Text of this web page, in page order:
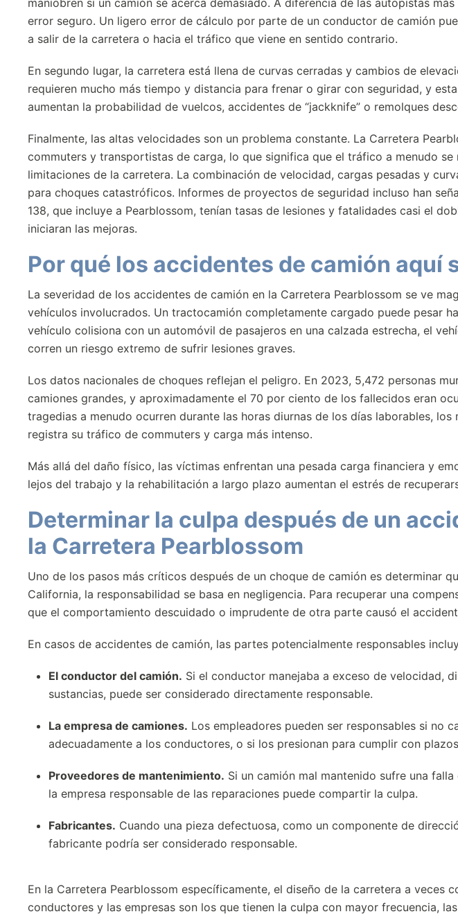
maniobren si un camión se acerca demasiado. A diferencia de las autopistas
error seguro. Un ligero error de cálculo por parte de un conductor de camión
a salir de la carretera o hacia el tráfico que viene en sentido contrario.
En segundo lugar, la carretera está llena de curvas cerradas y cambios de
requieren mucho más tiempo y distancia para frenar o girar con seguridad, y
aumentan la probabilidad de vuelcos, accidentes de “jackknife” o remolques
Finalmente, las altas velocidades son un problema constante. La Carretera
commuters y transportistas de carga, lo que significa que el tráfico a menudo se
limitaciones de la carretera. La combinación de velocidad, cargas pesadas y
para choques catastróficos. Informes de proyectos de seguridad incluso han
138, que incluye a Pearblossom, tenían tasas de lesiones y fatalidades casi el
iniciaran las mejoras.
Por qué los accidentes de camión aquí
La severidad de los accidentes de camión en la Carretera Pearblossom se ve
vehículos involucrados. Un tractocamión completamente cargado puede pesar
vehículo colisiona con un automóvil de pasajeros en una calzada estrecha, el
corren un riesgo extremo de sufrir lesiones graves.
Los datos nacionales de choques reflejan el peligro. En 2023, 5,472 personas
camiones grandes, y aproximadamente el 70 por ciento de los fallecidos eran
tragedias a menudo ocurren durante las horas diurnas de los días laborables, los
registra su tráfico de commuters y carga más intenso.
Más allá del daño físico, las víctimas enfrentan una pesada carga financiera y
lejos del trabajo y la rehabilitación a largo plazo aumentan el estrés de
Determinar la culpa después de un
la Carretera Pearblossom
Uno de los pasos más críticos después de un choque de camión es determinar
California, la responsabilidad se basa en negligencia. Para recuperar una
que el comportamiento descuidado o imprudente de otra parte causó el
En casos de accidentes de camión, las partes potencialmente responsables
El conductor del camión. Si el conductor manejaba a exceso de velocidad,
sustancias, puede ser considerado directamente responsable.
La empresa de camiones. Los empleadores pueden ser responsables si no
adecuadamente a los conductores, o si los presionan para cumplir con
Proveedores de mantenimiento. Si un camión mal mantenido sufre una
la empresa responsable de las reparaciones puede compartir la culpa.
Fabricantes. Cuando una pieza defectuosa, como un componente de
fabricante podría ser considerado responsable.
En la Carretera Pearblossom específicamente, el diseño de la carretera a veces
conductores y las empresas son los que tienen la culpa con mayor frecuencia,